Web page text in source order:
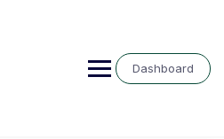
Dashboard